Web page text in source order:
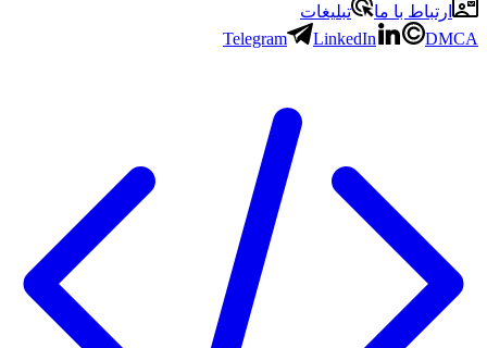
ارتباط با ما
تبلیغات
Telegram
LinkedIn